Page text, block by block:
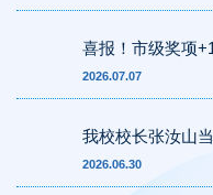
喜报！市级奖项
2026.07.07
我校校长张汝山
专委会首届常务理
2026.06.30